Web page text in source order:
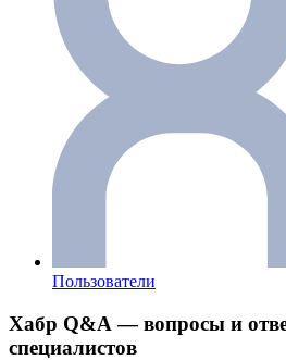
Пользователи
Хабр Q&A — вопросы и
специалистов